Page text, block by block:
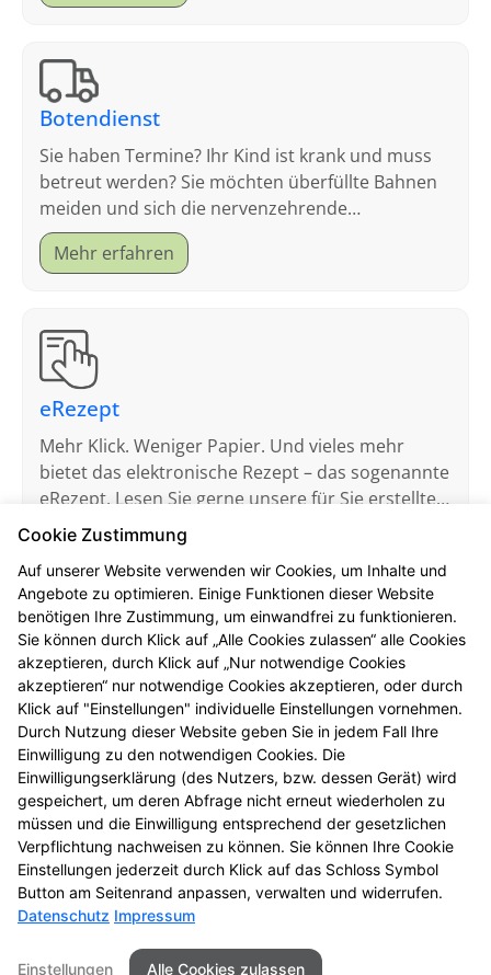
Botendienst
Sie haben Termine? Ihr Kind ist krank und muss
betreut werden? Sie möchten überfüllte Bahnen
meiden und sich die nervenzehrende
Parkplatzsuche sparen?
Mehr erfahren
eRezept
Mehr Klick. Weniger Papier. Und vieles mehr
bietet das elektronische Rezept – das sogenannte
eRezept. Lesen Sie gerne unsere für Sie erstellten
FAQ.
Mehr erfahren
Elektronische Patientenakte
Hier finden Sie die wichtigsten Fragen und
Antworten rund um die ePA (elektronische
Patientenakte).
Mehr erfahren
Kontakt Impressum
Datenschutz
Cookie Zustimmung
Auf unserer Website verwenden wir Cookies, um Inhalte und
Angebote zu optimieren. Einige Funktionen dieser Website
benötigen Ihre Zustimmung, um einwandfrei zu funktionieren.
Sie können durch Klick auf „Alle Cookies zulassen“ alle Cookies
akzeptieren, durch Klick auf „Nur notwendige Cookies
akzeptieren“ nur notwendige Cookies akzeptieren, oder durch
Klick auf "Einstellungen" individuelle Einstellungen vornehmen.
Durch Nutzung dieser Website geben Sie in jedem Fall Ihre
Einwilligung zu den notwendigen Cookies. Die
Einwilligungserklärung (des Nutzers, bzw. dessen Gerät) wird
gespeichert, um deren Abfrage nicht erneut wiederholen zu
müssen und die Einwilligung entsprechend der gesetzlichen
Verpflichtung nachweisen zu können. Sie können Ihre Cookie
Einstellungen jederzeit durch Klick auf das Schloss Symbol
Button am Seitenrand anpassen, verwalten und widerrufen.
Datenschutz Impressum
Einstellungen Alle Cookies zulassen